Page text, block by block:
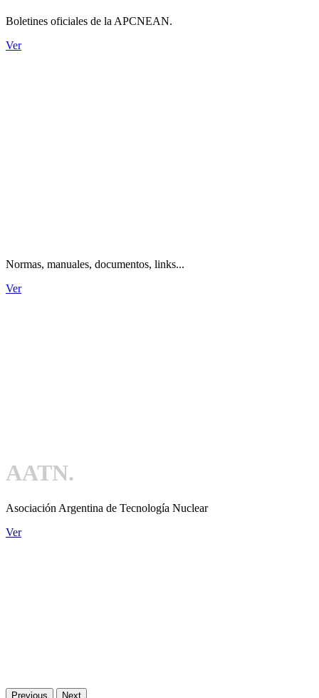
Boletines oficiales de la APCNEAN.
Ver
Normas, manuales, documentos, links...
Ver
AATN.
Asociación Argentina de Tecnología Nuclear
Ver
Previous Next